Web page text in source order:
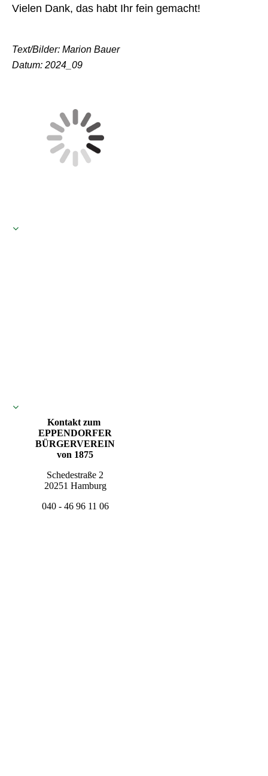
Vielen Dank, das habt Ihr fein gemacht!
Text/Bilder: Marion Bauer
Datum: 2024_09
Kontakt zum
EPPENDORFER
BÜRGERVEREIN
von 1875
Schedestraße 2
20251 Hamburg
040 - 46 96 11 06